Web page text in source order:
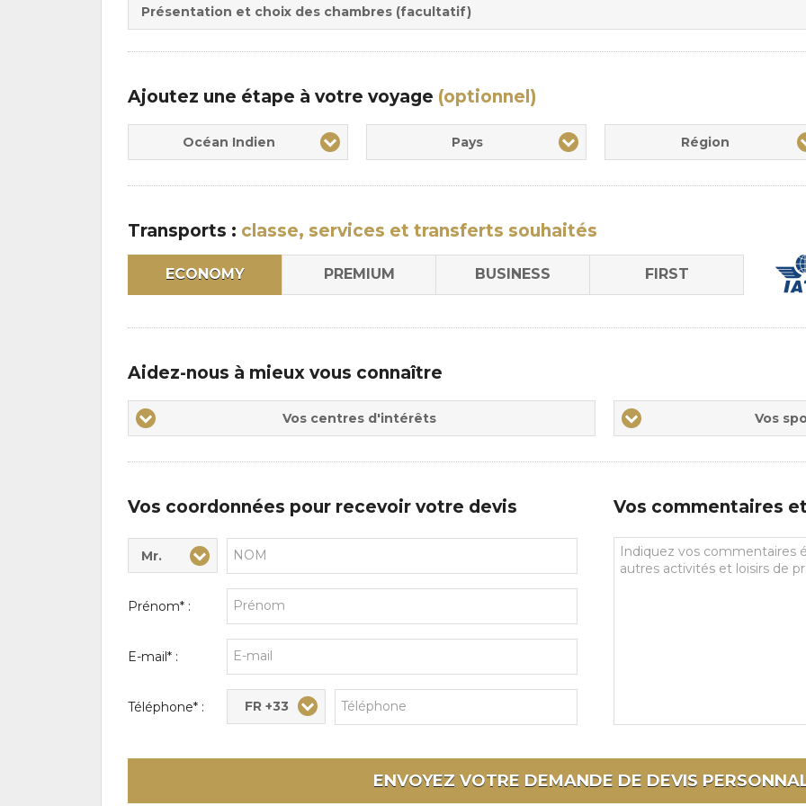
pension
:
:
Présentation et choix des chambres (facultatif)
Ajoutez une étape à votre voyage (optionnel)
Océan Indien Pays Région
Transports : classe, services et transferts souhaités
ECONOMY PREMIUM BUSINESS FIRST
Aidez-nous à mieux vous connaître
Vos
centres
Vos centres d'intérêts
Vos
sports
Vos
Vos coordonnées pour recevoir votre devis
Civilité* :
Mr.
Nom* :
Prénom* :
E-mail* :
Téléphone* : FR +33
Vos commentaires
Vos
commentaires
ENVOYEZ VOTRE DEMANDE DE DEVIS